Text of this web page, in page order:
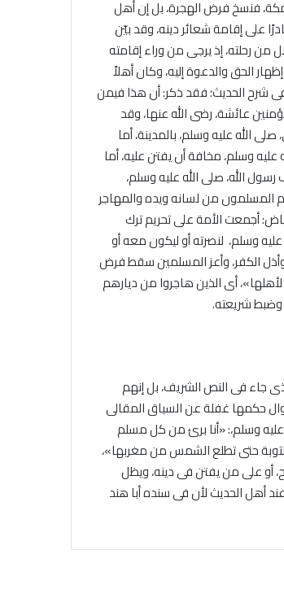
الحال حتى فُتحت مكة، فنسخ فرض الهجرة، بل إن أهل
على إقامة شعائر دينه، وقد بيّن
رحلته، إذ يرجى من وراء إقامته
الحق والدعوة إليه، وكان أهلاً
شرح الحديث؛ فقد ذكر: أن هذا فيمن
عائشة، رضى الله عنها، وقد
الله عليه وسلم، بالمدينة، أما
عليه وسلم، مخافة أن يفتن عليه، أما
الله، صلى الله عليه وسلم،
المسلمون من لسانه ويده والمهاجر
أجمعت الأمة على تحريم ترك
وسلم، لنصرته أو ليكون معه أو
وأذل الكفر، وأعز المسلمين سقط فرض
أى الذين هاجروا من ديارهم
وضبط شريعته.
جاء فى النص الشريف، بل إنهم
حكمها غفلة عن السياق المقالى
وسلم،: «أنا برئ من كل مسلم
حتى تطلع الشمس من مغربها»،
أو على من يفتن فى دينه، ويظل
أهل الحديث لأن فى سنده أبا هند